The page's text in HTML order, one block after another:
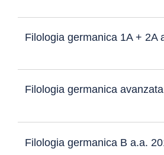
Filologia germanica 1A + 2A
Filologia germanica
Filologia germanica B a.a.